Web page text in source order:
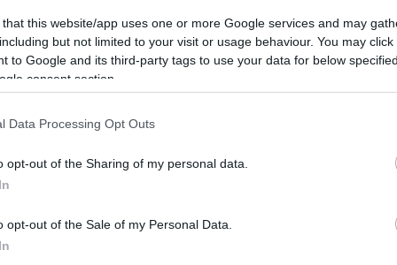
that this website/app uses one or more Google services and may
but not limited to your visit or usage behaviour. You may
to Google and its third-party tags to use your data for below
consent section.
Data Processing Opt Outs
opt-out of the Sharing of my personal data.
opt-out of the Sale of my Personal Data.